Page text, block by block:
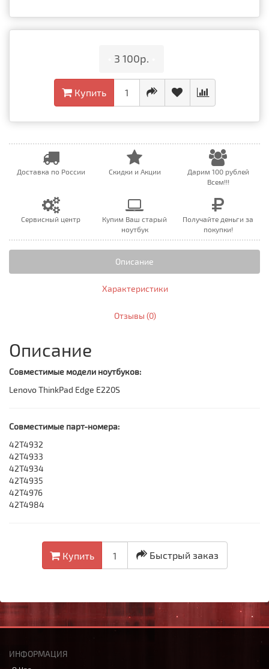
3 100р.
Купить
Доставка по России Скидки и Акции
Дарим 100 рублей
Всем!!!
Сервисный центр
Купим Ваш старый
ноутбук
Получайте деньги за
покупки!
Описание
Характеристики
Отзывы (0)
Описание
Совместимые модели ноутбуков:
Lenovo ThinkPad Edge E220S
Совместимые парт-номера:
42T4932
42T4933
42T4934
42T4935
42T4976
42T4984
Купить Быстрый заказ
ИНФОРМАЦИЯ